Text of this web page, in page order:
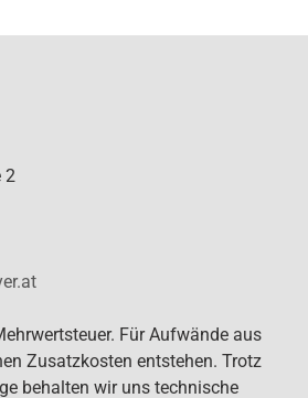
2
Für Aufwände aus
Zusatzkosten entstehen. Trotz
behalten wir uns technische